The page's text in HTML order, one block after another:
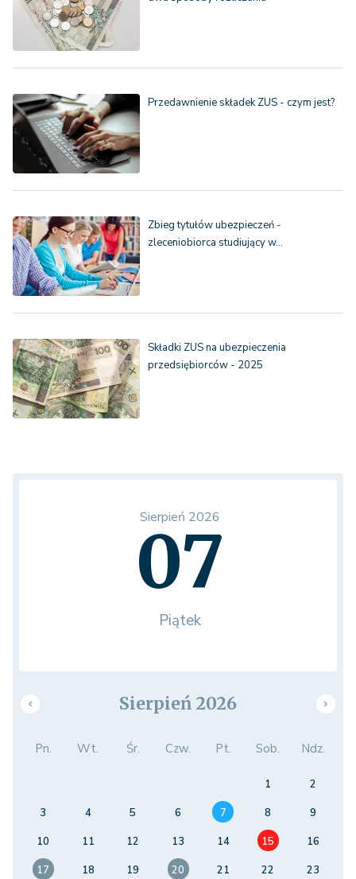
Przedawnienie składek ZUS - czym jest?
Zbieg tytułów ubezpieczeń -
zleceniobiorca studiujący w…
Składki ZUS na ubezpieczenia
przedsiębiorców - 2025
Sierpień 2026
07
Piątek
Sierpień 2026
Pn. Wt. Śr. Czw. Pt. Sob. Ndz.
1
2
3
4 5 6 7 8
9
10
11 12 13 14 15
16
17
18 19 20 21 22
23